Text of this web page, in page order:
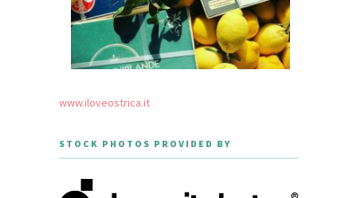
www.iloveostrica.it
STOCK PHOTOS PROVIDED BY